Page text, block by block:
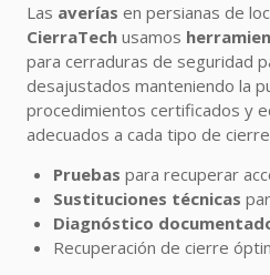
Las averías en persianas de
CierraTech usamos
para cerraduras de seguridad
desajustados manteniendo la
procedimientos certificados y
adecuados a cada tipo de
Pruebas para recuperar
Sustituciones técnicas
Diagnóstico
Recuperación de cierre